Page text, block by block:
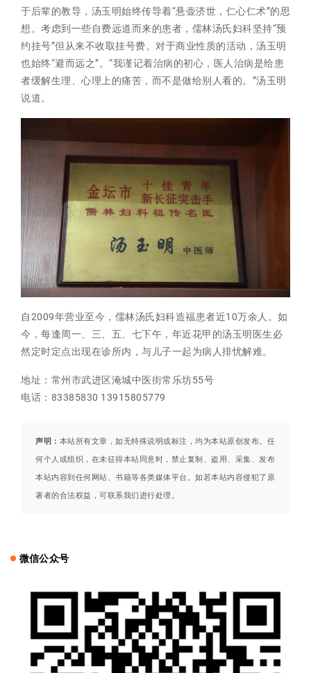
于后辈的教导，汤玉明始终传导着“悬壶济世，仁心仁术”的思
想。考虑到一些自费远道而来的患者，儒林汤氏妇科坚持“预
约挂号”但从来不收取挂号费。对于商业性质的活动，汤玉明
也始终“避而远之”。“我谨记着治病的初心，医人治病是给患
者缓解生理、心理上的痛苦，而不是做给别人看的。”汤玉明
说道。
自2009年营业至今，儒林汤氏妇科造福患者近10万余人。如
今，每逢周一、三、五、七下午，年近花甲的汤玉明医生必
然定时定点出现在诊所内，与儿子一起为病人排忧解难。
地址：常州市武进区淹城中医街常乐坊55号
电话：83385830 13915805779
声明： 本站所有文章，如无特殊说明或标注，均为本站原创发布。任
何个人或组织，在未征得本站同意时，禁止复制、盗用、采集、发布
本站内容到任何网站、书籍等各类媒体平台。如若本站内容侵犯了原
著者的合法权益，可联系我们进行处理。
微信公众号